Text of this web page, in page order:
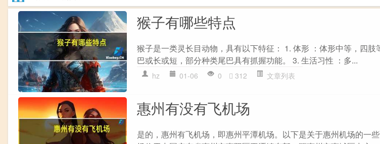
猴子有哪些特点
猴子是一类灵长目动物，具有以下特征： 1. 体形 ：体形中等，四肢
巴或长或短，部分种类尾巴具有抓握功能。 3. 生活习性 ：多...
hz 01-06 0 312 文章列表
惠州有没有飞机场
是的，惠州有飞机场，即惠州平潭机场。以下是关于惠州机场的一